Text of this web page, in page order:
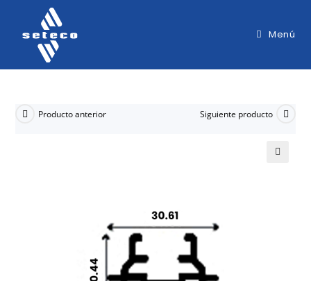
Menú
Producto anterior Siguiente producto